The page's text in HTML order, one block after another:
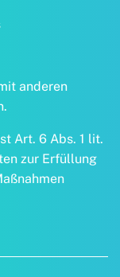
anderen
Art. 6 Abs. 1 lit.
zur Erfüllung